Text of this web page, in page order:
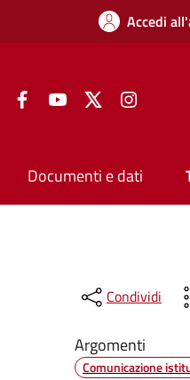
Accedi
FacebookYouTube Twitter
Documenti e dati
Condividi
Argomenti
Comunicazione